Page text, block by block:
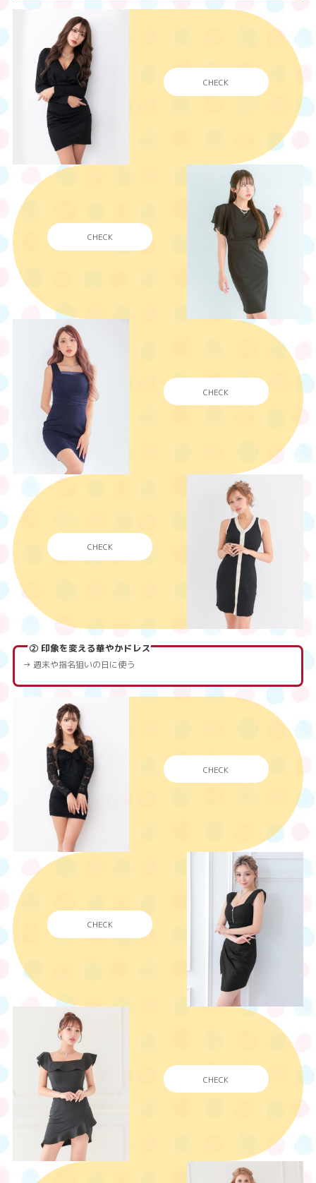
CHECK
CHECK
CHECK
CHECK
② 印象を変える華やかドレス
→ 週末や指名狙いの日に使う
CHECK
CHECK
CHECK